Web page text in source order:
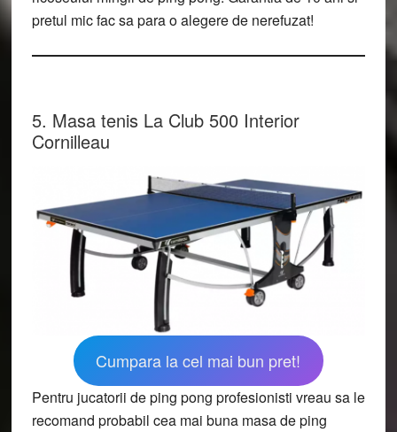
pretul mic fac sa para o alegere de nerefuzat!
5. Masa tenis La Club 500 Interior
Cornilleau
Cumpara la cel mai bun pret!
Pentru jucatorii de ping pong profesionisti vreau sa le
recomand probabil cea mai buna masa de ping